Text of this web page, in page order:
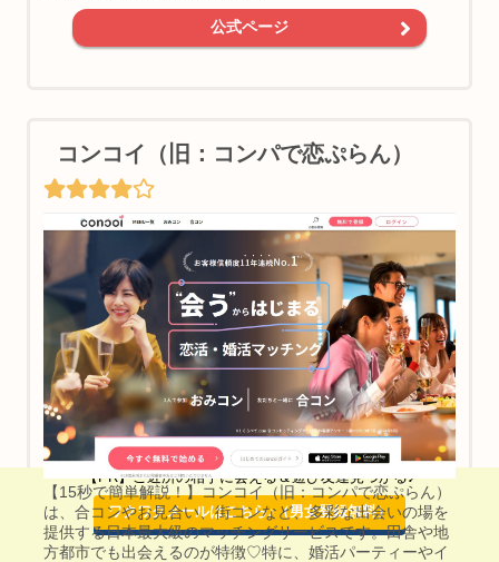
【PR】ご近所の相手に会える＆遊び友達見つかる♪
ワクワクメールはこちら♪（男女登録無料）
公式ページ
コンコイ（旧：コンパで恋ぷらん）
【15秒で簡単解説！】コンコイ（旧：コンパで恋ぷらん）
は、合コンやお見合い、街コンなど、多彩な出会いの場を
提供する日本最大級のマッチングサービスです。田舎や地
方都市でも出会えるのが特徴♡特に、婚活パーティーやイ